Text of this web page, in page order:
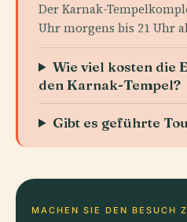
Der Karnak-
Uhr morgens bis 21 Uhr
Wie viel kosten die
den Karnak-Tempel?
Gibt es geführte
MACHEN SIE DEN BESUCH